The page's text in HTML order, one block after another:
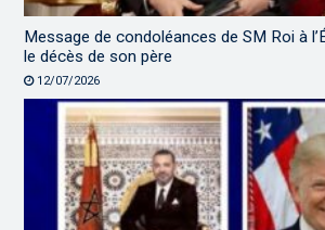
Message de condoléances de SM Roi à
le décès de son père
12/07/2026